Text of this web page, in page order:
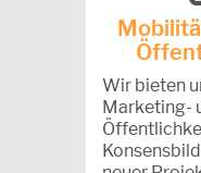
Wir bieten
Marketing-